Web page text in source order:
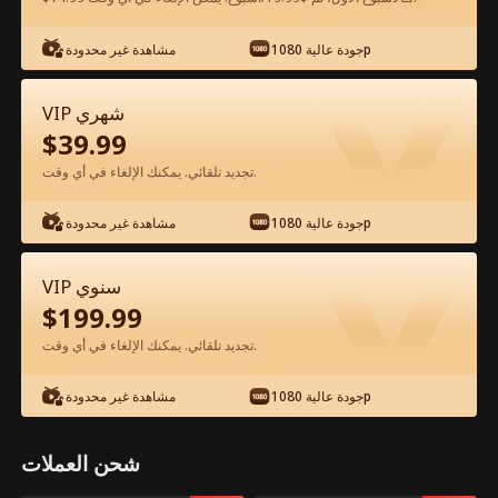
شاهد مجانًا في التطبيق
الحلقة 34 - الزمن يدور والمال لي الفيلم
كامل
مشاهدة غير محدودة جودة عالية 1080p
VIP شهري
$39.99
تجديد تلقائي. يمكنك الإلغاء في أي وقت.
مشاهدة غير محدودة جودة عالية 1080p
VIP سنوي
$199.99
تجديد تلقائي. يمكنك الإلغاء في أي وقت.
مشاهدة غير محدودة جودة عالية 1080p
شحن العملات